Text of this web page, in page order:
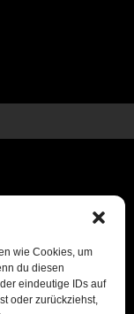
wie Cookies, um
du diesen
eindeutige IDs auf
oder zurückziehst,